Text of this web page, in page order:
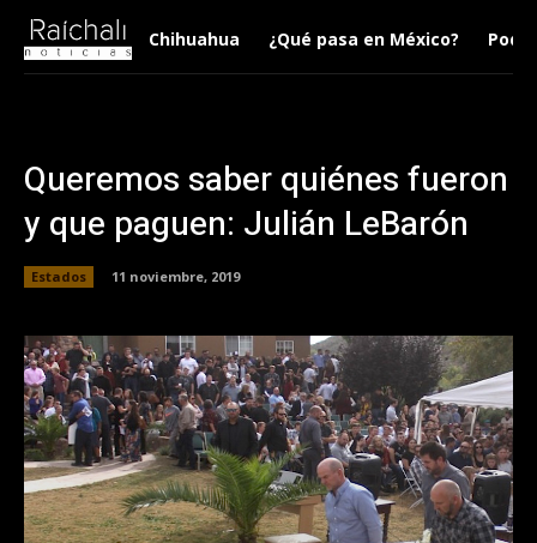
Chihuahua ¿Qué pasa en México?
Queremos saber quiénes fueron
y que paguen: Julián LeBarón
Estados 11 noviembre, 2019